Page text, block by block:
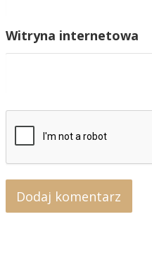
Witryna internetowa